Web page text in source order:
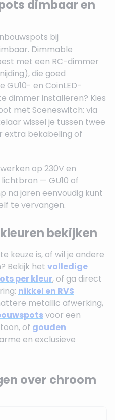
dimbaar en
bij
Dimmable
met een RC-dimmer
die goed
en CoinLED-
dimmer installeren? Kies
met Sceneswitch: via
wissel je tussen twee
extra bekabeling of
op 230V en
— GU10 of
na jaren eenvoudig kunt
te vervangen.
bekijken
keuze is, of wil je andere
Bekijk het volledige
per kleur, of ga direct
nikkel en RVS
metallic afwerking,
voor een
of gouden
en exclusieve
over chroom